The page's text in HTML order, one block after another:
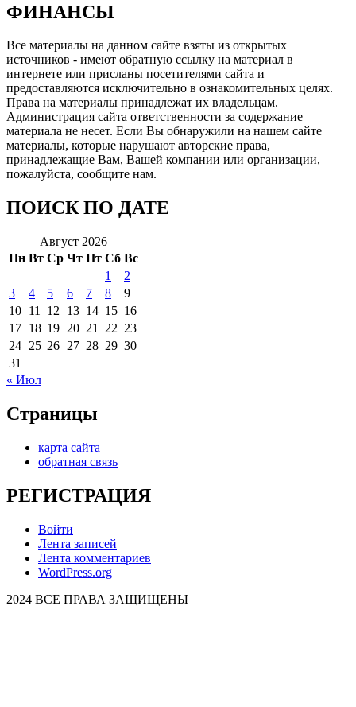
ФИНАНСЫ
Все материалы на данном сайте взяты из открытых
источников - имеют обратную ссылку на материал в
интернете или присланы посетителями сайта и
предоставляются исключительно в ознакомительных целях.
Права на материалы принадлежат их владельцам.
Администрация сайта ответственности за содержание
материала не несет. Если Вы обнаружили на нашем сайте
материалы, которые нарушают авторские права,
принадлежащие Вам, Вашей компании или организации,
пожалуйста, сообщите нам.
ПОИСК ПО ДАТЕ
Август 2026
Пн Вт Ср Чт Пт Сб Вс
1
2
3
4 5 6 7 8
9
10 11 12 13 14 15 16
17 18 19 20 21 22 23
24 25 26 27 28 29 30
31
« Июл
Страницы
карта сайта
обратная связь
РЕГИСТРАЦИЯ
Войти
Лента записей
Лента комментариев
WordPress.org
2024 ВСЕ ПРАВА ЗАЩИЩЕНЫ